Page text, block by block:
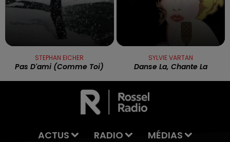
STEPHAN EICHER
Pas D'ami (comme Toi)
SYLVIE VARTAN
Danse La, Chante La
ACTUS RADIO
MÉDIAS